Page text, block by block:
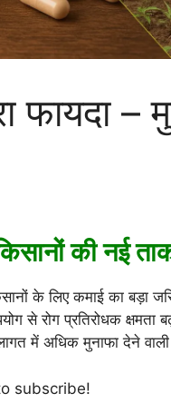
फायदा –
की नई
के लिए कमाई का बड़ा
से रोग प्रतिरोधक क्षमता
में अधिक मुनाफा देने
subscribe!